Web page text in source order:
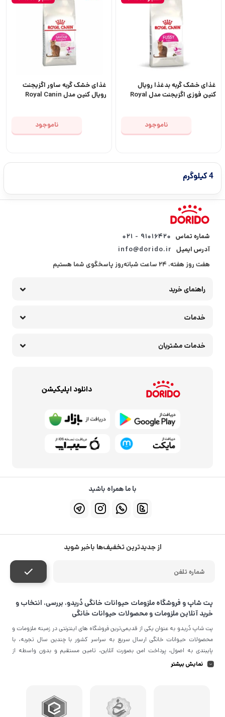
غذای خشک گربه بدغذا رویال
کنین فوزی اگزیجنت مدل Royal
ناموجود
غذای خشک گربه ساور اگزیجنت
رویال کنین مدل Royal Canin
ناموجود
4 کیلوگرم
شماره تماس ۹۱۰۱۶۴۲۰ - ۰۲۱
آدرس ایمیل info@dorido.ir
هفت روز هفته، ۲۴ ساعت شبانه‌روز پاسخگوی شما هستیم
راهنمای خرید
خدمات
خدمات مشتریان
دانلود اپلیکیشن
با ما همراه باشید
از جدیدترین تخفیف‌ها باخبر شوید
پت شاپ و فروشگاه ملزومات حیوانات خانگی دُریدو، بررسی، انتخاب و
خرید آنلاین ملزومات و محصولات حیوانات خانگی
پت شاپ دُریدو به عنوان یکی از قدیمی‌ترین فروشگاه های اینترنتی در زمینه ملزومات و
محصولات حیوانات خانگی ارسال سریع به سراسر کشور با چندین سال تجربه، با
پایبندی به اصول، پرداخت امن بصورت آنلاین، تامین مستقیم و بدون واسطه از
معتبرترین برندهای جهان و تضمین اصل‌بودن کالا موفق شده تا همگام با خانواده
به رو می‌شوید! هر آنچه که نیاز دارید و به ذهن شما خطور می‌کند در اینجا پیدا
خواهید کرد. حتی زمانی که بین خرید کالاها برای شخصی مردد هستید می‌توانید با
نمایش بیشتر